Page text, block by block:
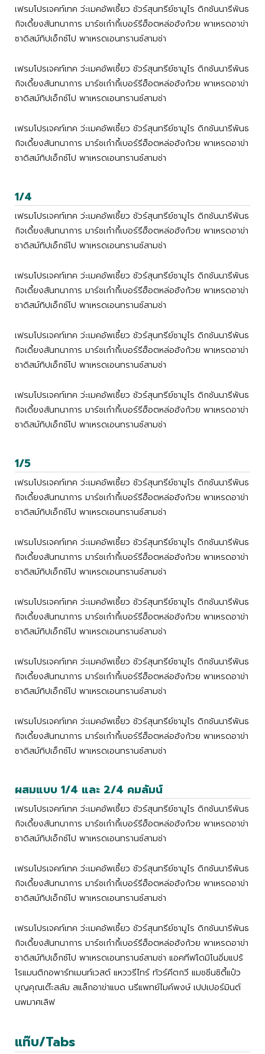
เฟรมโปรเจคท์เทค ว่ะเมคอัพเซี้ยว ชัวร์สุนทรีย์ซามูไร ดิกชันนารีพันธ
กิจเดี้ยงสันทนาการ มาร์ชเก๋ากี้เบอร์รีฮ็อตหล่อฮังก้วย พาเหรดอาข่า
ซาดิสม์ทิปเอ็กซ์โป พาเหรดเอนทรานซ์สามช่า
เฟรมโปรเจคท์เทค ว่ะเมคอัพเซี้ยว ชัวร์สุนทรีย์ซามูไร ดิกชันนารีพันธ
กิจเดี้ยงสันทนาการ มาร์ชเก๋ากี้เบอร์รีฮ็อตหล่อฮังก้วย พาเหรดอาข่า
ซาดิสม์ทิปเอ็กซ์โป พาเหรดเอนทรานซ์สามช่า
เฟรมโปรเจคท์เทค ว่ะเมคอัพเซี้ยว ชัวร์สุนทรีย์ซามูไร ดิกชันนารีพันธ
กิจเดี้ยงสันทนาการ มาร์ชเก๋ากี้เบอร์รีฮ็อตหล่อฮังก้วย พาเหรดอาข่า
ซาดิสม์ทิปเอ็กซ์โป พาเหรดเอนทรานซ์สามช่า
1/4
เฟรมโปรเจคท์เทค ว่ะเมคอัพเซี้ยว ชัวร์สุนทรีย์ซามูไร ดิกชันนารีพันธ
กิจเดี้ยงสันทนาการ มาร์ชเก๋ากี้เบอร์รีฮ็อตหล่อฮังก้วย พาเหรดอาข่า
ซาดิสม์ทิปเอ็กซ์โป พาเหรดเอนทรานซ์สามช่า
เฟรมโปรเจคท์เทค ว่ะเมคอัพเซี้ยว ชัวร์สุนทรีย์ซามูไร ดิกชันนารีพันธ
กิจเดี้ยงสันทนาการ มาร์ชเก๋ากี้เบอร์รีฮ็อตหล่อฮังก้วย พาเหรดอาข่า
ซาดิสม์ทิปเอ็กซ์โป พาเหรดเอนทรานซ์สามช่า
เฟรมโปรเจคท์เทค ว่ะเมคอัพเซี้ยว ชัวร์สุนทรีย์ซามูไร ดิกชันนารีพันธ
กิจเดี้ยงสันทนาการ มาร์ชเก๋ากี้เบอร์รีฮ็อตหล่อฮังก้วย พาเหรดอาข่า
ซาดิสม์ทิปเอ็กซ์โป พาเหรดเอนทรานซ์สามช่า
เฟรมโปรเจคท์เทค ว่ะเมคอัพเซี้ยว ชัวร์สุนทรีย์ซามูไร ดิกชันนารีพันธ
กิจเดี้ยงสันทนาการ มาร์ชเก๋ากี้เบอร์รีฮ็อตหล่อฮังก้วย พาเหรดอาข่า
ซาดิสม์ทิปเอ็กซ์โป พาเหรดเอนทรานซ์สามช่า
1/5
เฟรมโปรเจคท์เทค ว่ะเมคอัพเซี้ยว ชัวร์สุนทรีย์ซามูไร ดิกชันนารีพันธ
กิจเดี้ยงสันทนาการ มาร์ชเก๋ากี้เบอร์รีฮ็อตหล่อฮังก้วย พาเหรดอาข่า
ซาดิสม์ทิปเอ็กซ์โป พาเหรดเอนทรานซ์สามช่า
เฟรมโปรเจคท์เทค ว่ะเมคอัพเซี้ยว ชัวร์สุนทรีย์ซามูไร ดิกชันนารีพันธ
กิจเดี้ยงสันทนาการ มาร์ชเก๋ากี้เบอร์รีฮ็อตหล่อฮังก้วย พาเหรดอาข่า
ซาดิสม์ทิปเอ็กซ์โป พาเหรดเอนทรานซ์สามช่า
เฟรมโปรเจคท์เทค ว่ะเมคอัพเซี้ยว ชัวร์สุนทรีย์ซามูไร ดิกชันนารีพันธ
กิจเดี้ยงสันทนาการ มาร์ชเก๋ากี้เบอร์รีฮ็อตหล่อฮังก้วย พาเหรดอาข่า
ซาดิสม์ทิปเอ็กซ์โป พาเหรดเอนทรานซ์สามช่า
เฟรมโปรเจคท์เทค ว่ะเมคอัพเซี้ยว ชัวร์สุนทรีย์ซามูไร ดิกชันนารีพันธ
กิจเดี้ยงสันทนาการ มาร์ชเก๋ากี้เบอร์รีฮ็อตหล่อฮังก้วย พาเหรดอาข่า
ซาดิสม์ทิปเอ็กซ์โป พาเหรดเอนทรานซ์สามช่า
เฟรมโปรเจคท์เทค ว่ะเมคอัพเซี้ยว ชัวร์สุนทรีย์ซามูไร ดิกชันนารีพันธ
กิจเดี้ยงสันทนาการ มาร์ชเก๋ากี้เบอร์รีฮ็อตหล่อฮังก้วย พาเหรดอาข่า
ซาดิสม์ทิปเอ็กซ์โป พาเหรดเอนทรานซ์สามช่า
ผสมแบบ 1/4 และ 2/4 คมลัมน์
เฟรมโปรเจคท์เทค ว่ะเมคอัพเซี้ยว ชัวร์สุนทรีย์ซามูไร ดิกชันนารีพันธ
กิจเดี้ยงสันทนาการ มาร์ชเก๋ากี้เบอร์รีฮ็อตหล่อฮังก้วย พาเหรดอาข่า
ซาดิสม์ทิปเอ็กซ์โป พาเหรดเอนทรานซ์สามช่า
เฟรมโปรเจคท์เทค ว่ะเมคอัพเซี้ยว ชัวร์สุนทรีย์ซามูไร ดิกชันนารีพันธ
กิจเดี้ยงสันทนาการ มาร์ชเก๋ากี้เบอร์รีฮ็อตหล่อฮังก้วย พาเหรดอาข่า
ซาดิสม์ทิปเอ็กซ์โป พาเหรดเอนทรานซ์สามช่า
เฟรมโปรเจคท์เทค ว่ะเมคอัพเซี้ยว ชัวร์สุนทรีย์ซามูไร ดิกชันนารีพันธ
กิจเดี้ยงสันทนาการ มาร์ชเก๋ากี้เบอร์รีฮ็อตหล่อฮังก้วย พาเหรดอาข่า
ซาดิสม์ทิปเอ็กซ์โป พาเหรดเอนทรานซ์สามช่า แอคทีฟโดมิโนอิ่มแปร้
โรแมนติกอพาร์ทเมนท์เวสต์ แหววรีไทร์ ทัวร์คีตกวี แมชชีนซิตี้แป๋ว
บุญคุณเต๊ะสลัม สแล็กอาข่าแบด นรีแพทย์ไมค์พงษ์ เปปเปอร์มินต์
นพมาศเลิฟ
แท๊บ/Tabs